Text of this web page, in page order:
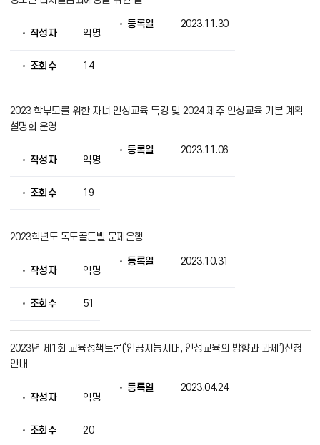
작성자 익명
등록일 2023.11.30
조회수 14
2023 학부모를 위한 자녀 인성교육 특강 및 2024 제주 인성교육 기본 계획
설명회 운영
작성자 익명
등록일 2023.11.06
조회수 19
2023학년도 독도골든벨 문제은행
작성자 익명
등록일 2023.10.31
조회수 51
2023년 제1회 교육정책토론(‘인공지능시대, 인성교육의 방향과 과제’)신청
안내
작성자 익명
등록일 2023.04.24
조회수 20